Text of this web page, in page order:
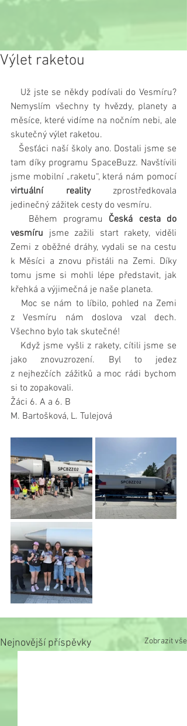
Výlet raketou
Už jste se někdy podívali do Vesmíru?
Nemyslím všechny ty hvězdy, planety a
měsíce, které vidíme na nočním nebi, ale
skutečný výlet raketou.
Šesťáci naší školy ano. Dostali jsme se
tam díky programu SpaceBuzz. Navštívili
virtuální reality zprostředkovala
jedinečný zážitek cesty do vesmíru.
Během programu
Česká cesta do
vesmíru jsme zažili start rakety, viděli
Zemi z oběžné dráhy, vydali se na cestu
k Měsíci a znovu přistáli na Zemi. Díky
tomu jsme si mohli lépe představit, jak
křehká a výjimečná je naše planeta.
Moc se nám to líbilo, pohled na Zemi
z Vesmíru nám doslova vzal dech.
Všechno bylo tak skutečné!
Když jsme vyšli z rakety, cítili jsme se
jako znovuzrození. Byl to jedez
z nejhezčích zážitků a moc rádi bychom
si to zopakovali.
Žáci 6. A a 6. B
M. Bartošková, L. Tulejová
Nejnovější příspěvky Zobrazit vše